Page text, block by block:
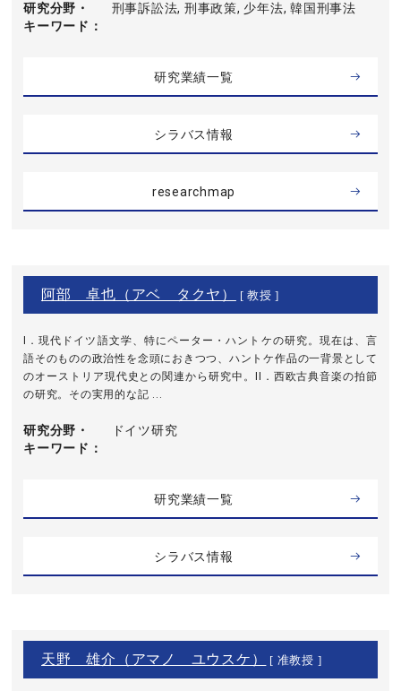
研究分野・
キーワード
刑事訴訟法, 刑事政策, 少年法, 韓国刑事法
研究業績一覧
シラバス情報
researchmap
阿部 卓也（アベ タクヤ） [ 教授 ]
I．現代ドイツ語文学、特にペーター・ハントケの研究。現在は、言
語そのものの政治性を念頭におきつつ、ハントケ作品の一背景として
のオーストリア現代史との関連から研究中。II．西欧古典音楽の拍節
の研究。その実用的な記 ...
研究分野・
キーワード
ドイツ研究
研究業績一覧
シラバス情報
天野 雄介（アマノ ユウスケ） [ 准教授 ]